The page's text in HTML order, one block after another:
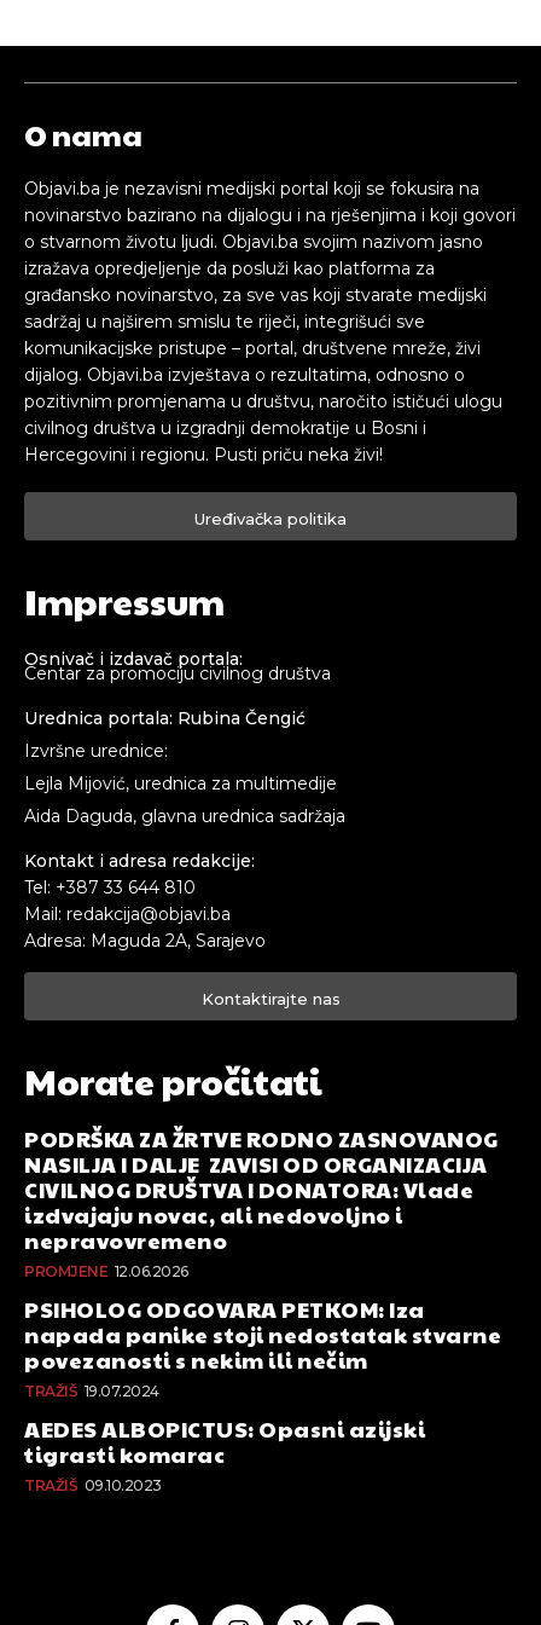
O nama
Objavi.ba je nezavisni medijski portal koji se fokusira na
novinarstvo bazirano na dijalogu i na rješenjima i koji govori
o stvarnom životu ljudi. Objavi.ba svojim nazivom jasno
izražava opredjeljenje da posluži kao platforma za
građansko novinarstvo, za sve vas koji stvarate medijski
sadržaj u najširem smislu te riječi, integrišući sve
komunikacijske pristupe – portal, društvene mreže, živi
dijalog. Objavi.ba izvještava o rezultatima, odnosno o
pozitivnim promjenama u društvu, naročito ističući ulogu
civilnog društva u izgradnji demokratije u Bosni i
Hercegovini i regionu. Pusti priču neka živi!
Uređivačka politika
Impressum
Osnivač i izdavač portala:
Centar za promociju civilnog društva
Urednica portala: Rubina Čengić
Izvršne urednice:
Lejla Mijović, urednica za multimedije
Aida Daguda, glavna urednica sadržaja
Kontakt i adresa redakcije:
Tel: +387 33 644 810
Mail: redakcija@objavi.ba
Adresa: Maguda 2A, Sarajevo
Kontaktirajte nas
Morate pročitati
PODRŠKA ZA ŽRTVE RODNO ZASNOVANOG
NASILJA I DALJE ZAVISI OD ORGANIZACIJA
CIVILNOG DRUŠTVA I DONATORA: Vlade
izdvajaju novac, ali nedovoljno i
nepravovremeno
PROMJENE 12.06.2026
PSIHOLOG ODGOVARA PETKOM: Iza
napada panike stoji nedostatak stvarne
povezanosti s nekim ili nečim
TRAŽIŠ 19.07.2024
AEDES ALBOPICTUS: Opasni azijski
tigrasti komarac
TRAŽIŠ 09.10.2023